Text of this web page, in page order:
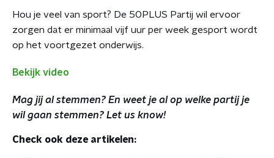
Hou je veel van sport? De 50PLUS Partij wil ervoor
zorgen dat er minimaal vijf uur per week gesport wordt
op het voortgezet onderwijs.
Bekijk video
Mag jij al stemmen? En weet je al op welke partij je
wil gaan stemmen? Let us know!
Check ook deze artikelen: